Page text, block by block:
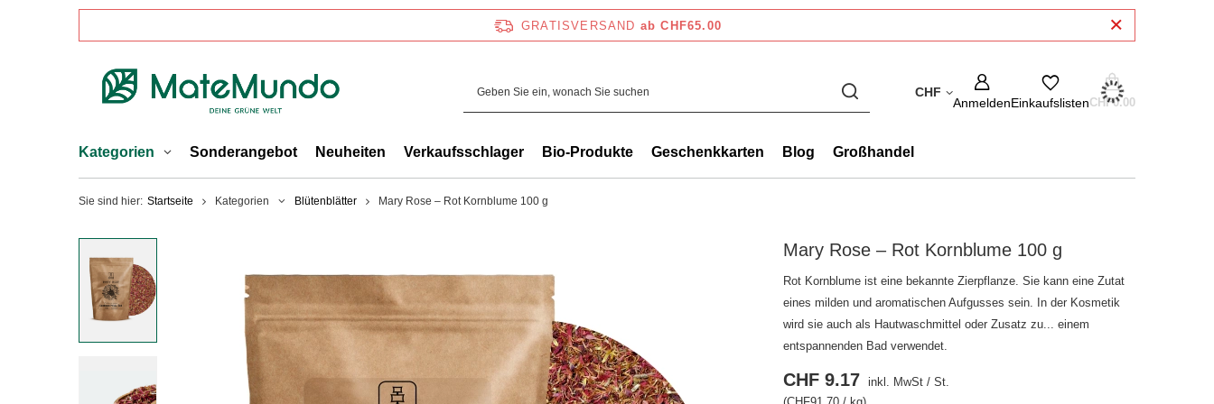
GRATISVERSAND ab CHF65.00
CHF
AnmeldenEinkaufslistenCHF0.00
Kategorien Sonderangebot Neuheiten Verkaufsschlager Bio-Produkte Geschenkkarten Blog Großhandel
Sie sind hier: Startseite Kategorien Blütenblätter Mary Rose – Rot Kornblume 100 g
Mary Rose – Rot Kornblume 100 g
Rot Kornblume ist eine bekannte Zierpflanze. Sie kann eine Zutat
eines milden und aromatischen Aufgusses sein. In der Kosmetik
wird sie auch als Hautwaschmittel oder Zusatz zu... einem
entspannenden Bad verwendet.
CHF 9.17 inkl. MwSt /St.